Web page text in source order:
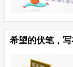
希望的伏笔，